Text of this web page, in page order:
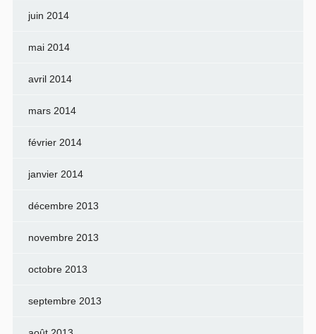
juin 2014
mai 2014
avril 2014
mars 2014
février 2014
janvier 2014
décembre 2013
novembre 2013
octobre 2013
septembre 2013